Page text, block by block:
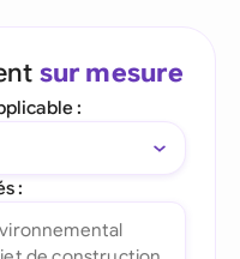
sur mesure
:
: